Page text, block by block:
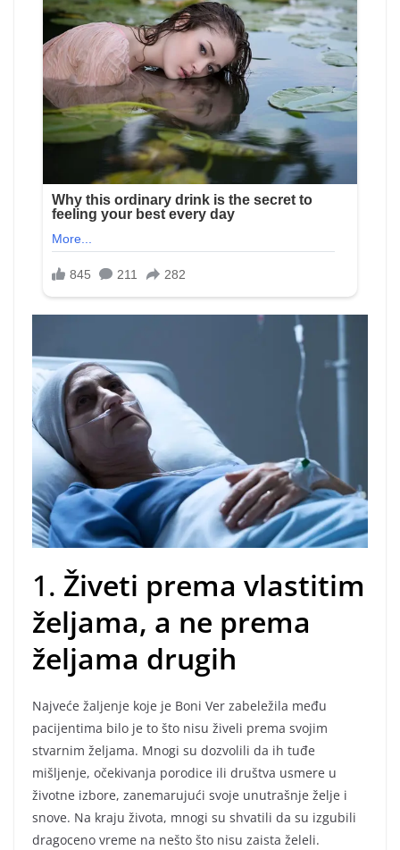
1. Živeti prema vlastitim
željama, a ne prema
željama drugih
Najveće žaljenje koje je Boni Ver zabeležila među
pacijentima bilo je to što nisu živeli prema svojim
stvarnim željama. Mnogi su dozvolili da ih tuđe
mišljenje, očekivanja porodice ili društva usmere u
životne izbore, zanemarujući svoje unutrašnje želje i
snove. Na kraju života, mnogi su shvatili da su izgubili
dragoceno vreme na nešto što nisu zaista želeli.